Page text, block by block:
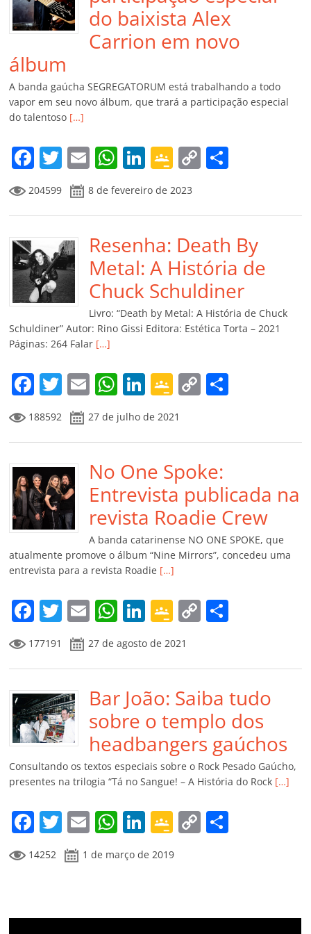
do baixista Alex
Carrion em novo
álbum
A banda gaúcha SEGREGATORUM está trabalhando a todo
vapor em seu novo álbum, que trará a participação especial
do talentoso […]
F
a
c
e
b
o
o
k
T
w
itt
er
E
m
ai
l
W
at
s
A
p
p
Li
k
e
dI
n
G
o
o
gl
e
Cl
a
ss
ro
m
C
y
Li
n
k
p
ar
til
h
ar
204599 8 de fevereiro de 2023
Resenha: Death By
Metal: A História de
Chuck Schuldiner
Livro: “Death by Metal: A História de Chuck
Schuldiner” Autor: Rino Gissi Editora: Estética Torta – 2021
Páginas: 264 Falar […]
F
a
c
e
b
o
o
k
T
w
itt
er
E
m
ai
l
W
h
at
s
A
p
p
Li
n
k
e
dI
n
G
o
o
gl
e
Cl
a
ss
ro
o
m
C
y
Li
n
k
p
til
h
ar
188592 27 de julho de 2021
No One Spoke:
Entrevista publicada na
revista Roadie Crew
A banda catarinense NO ONE SPOKE, que
atualmente promove o álbum “Nine Mirrors”, concedeu uma
entrevista para a revista Roadie […]
F
a
c
e
b
o
o
k
T
w
itt
er
E
m
ai
l
W
at
s
A
p
p
Li
n
k
e
dI
n
G
o
o
gl
e
Cl
a
ss
ro
o
m
C
y
Li
n
k
p
ar
til
h
ar
177191 27 de agosto de 2021
Bar João: Saiba tudo
sobre o templo dos
headbangers gaúchos
Consultando os textos especiais sobre o Rock Pesado Gaúcho,
presentes na trilogia “Tá no Sangue! – A História do Rock […]
F
a
c
b
T
w
itt
E
m
ai
W
at
A
Li
n
k
dI
G
o
o
e
C
Li ar
14252 1 de março de 2019